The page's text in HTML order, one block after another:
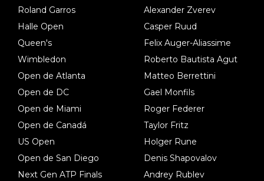
Roland Garros
Halle Open
Queen's
Wimbledon
Open de Atlanta
Open de DC
Open de Miami
Open de Canadá
US Open
Open de San Diego
Next Gen ATP Finals
Alexander Zverev
Casper Ruud
Felix Auger-Aliassime
Roberto Bautista Agut
Matteo Berrettini
Gael Monfils
Roger Federer
Taylor Fritz
Holger Rune
Denis Shapovalov
Andrey Rublev